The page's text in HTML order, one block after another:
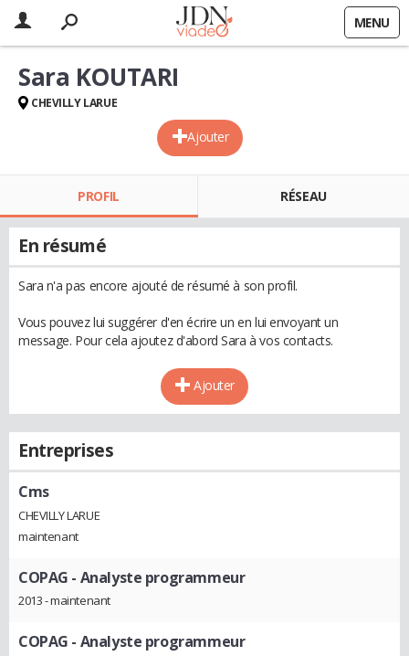
MENU
Ajouter
Sara KOUTARI
CHEVILLY LARUE
PROFIL RÉSEAU
En résumé
Sara n'a pas encore ajouté de résumé à son profil.
Vous pouvez lui suggérer d'en écrire un en lui envoyant un
message. Pour cela ajoutez d'abord Sara à vos contacts.
Ajouter
Entreprises
Cms
CHEVILLY LARUE
maintenant
COPAG - Analyste programmeur
2013 - maintenant
COPAG - Analyste programmeur